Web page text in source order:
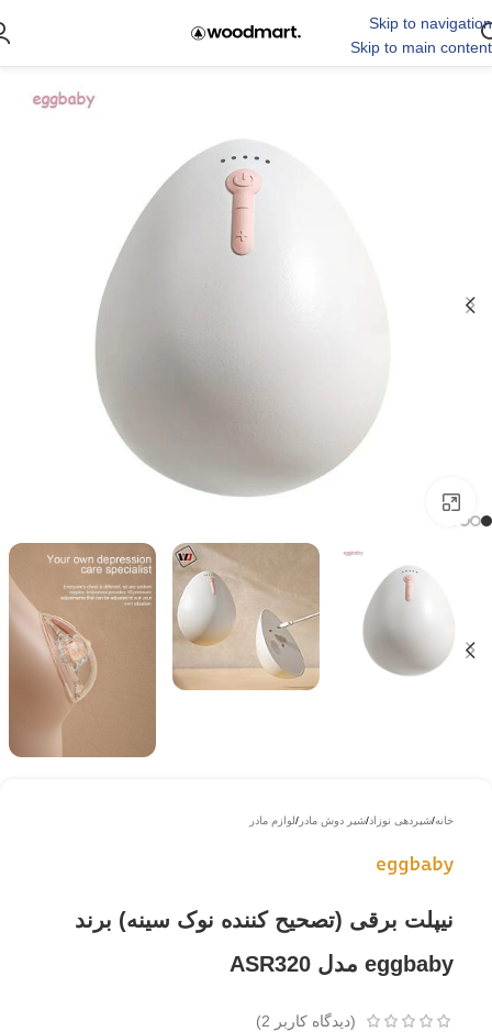
Skip to navigation
Skip to main content
خانه/شیردهی نوزاد/شیر دوش مادر /لوازم مادر
نیپلت برقی (تصحیح کننده نوک سینه) برند
eggbaby مدل ASR320
(دیدگاه کاربر 2
)